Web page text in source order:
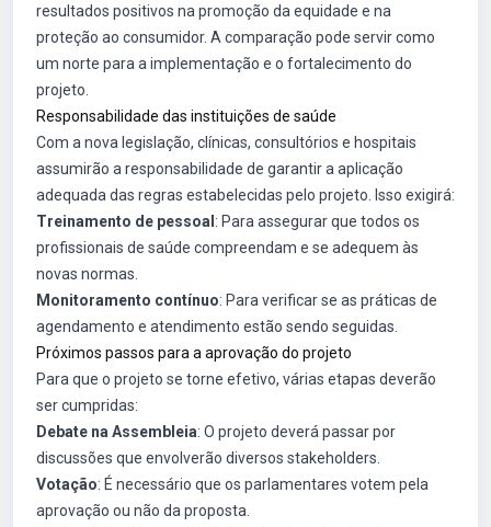
resultados positivos na promoção da equidade e na
proteção ao consumidor. A comparação pode servir como
um norte para a implementação e o fortalecimento do
projeto.
Responsabilidade das instituições de saúde
Com a nova legislação, clínicas, consultórios e hospitais
assumirão a responsabilidade de garantir a aplicação
adequada das regras estabelecidas pelo projeto. Isso exigirá:
Treinamento de pessoal : Para assegurar que todos os
profissionais de saúde compreendam e se adequem às
novas normas.
Monitoramento contínuo: Para verificar se as práticas de
agendamento e atendimento estão sendo seguidas.
Próximos passos para a aprovação do projeto
Para que o projeto se torne efetivo, várias etapas deverão
ser cumpridas:
Debate na Assembleia: O projeto deverá passar por
discussões que envolverão diversos stakeholders.
Votação: É necessário que os parlamentares votem pela
aprovação ou não da proposta.